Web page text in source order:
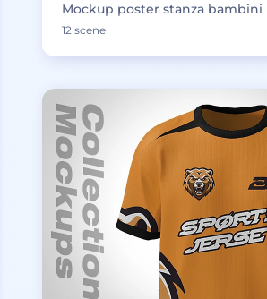
Mockup poster stanza bambini
12 scene